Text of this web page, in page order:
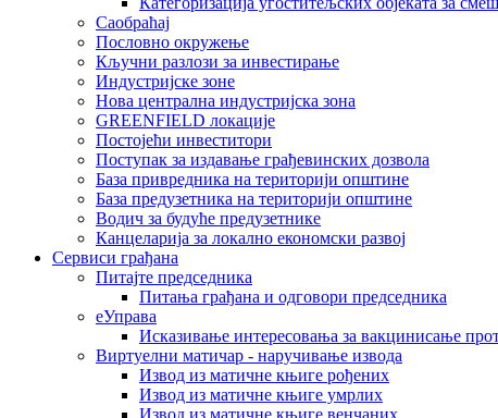
Саобраћај
Пословно окружење
Кључни разлози за инвестирање
Индустријске зоне
Нова централна индустријска зона
GREENFIELD локације
Постојећи инвеститори
Поступак за издавање грађевинских дозвола
База привредника на територији општине
База предузетника на територији општине
Водич за будуће предузетнике
Канцеларија за локално економски развој
Сервиси грађана
Питајте председника
Питања грађана и одговори председника
еУправа
Исказивање интересовања за вакцинисање
Виртуелни матичар - наручивање извода
Извод из матичне књиге рођених
Извод из матичне књиге умрлих
Извод из матичне књиге венчаних